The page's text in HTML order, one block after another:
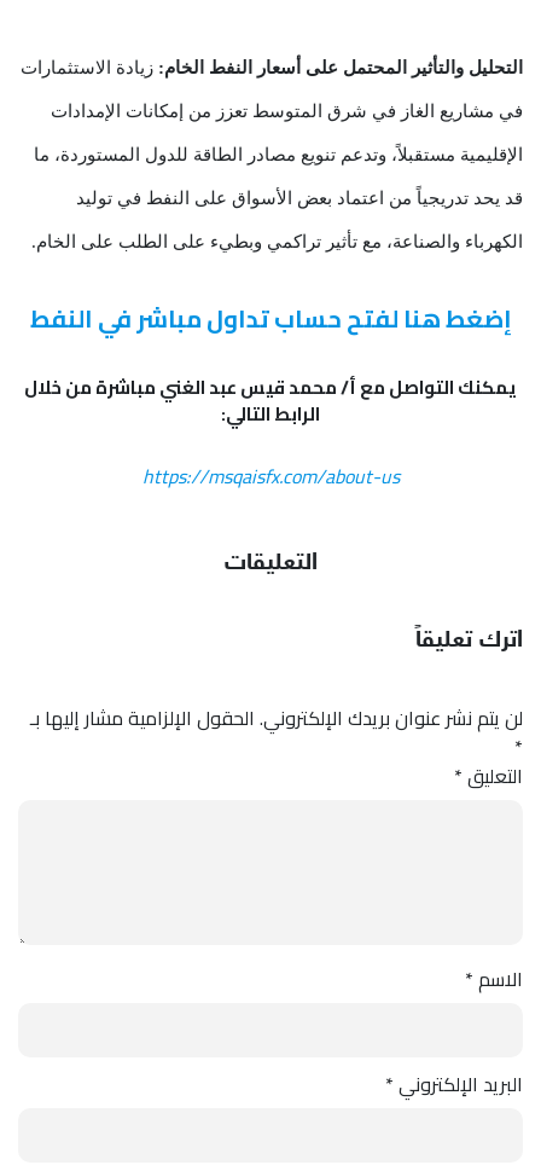
التحليل والتأثير المحتمل على أسعار النفط الخام: زيادة الاستثمارات
في مشاريع الغاز في شرق المتوسط تعزز من إمكانات الإمدادات
الإقليمية مستقبلاً، وتدعم تنويع مصادر الطاقة للدول المستوردة، ما
قد يحد تدريجياً من اعتماد بعض الأسواق على النفط في توليد
الكهرباء والصناعة، مع تأثير تراكمي وبطيء على الطلب على الخام.
إضغط هنا لفتح حساب تداول مباشر في النفط
يمكنك التواصل مع أ/ محمد قيس عبد الغني مباشرة من خلال
الرابط التالي:
https://msqaisfx.com/about-us
التعليقات
اترك تعليقاً
لن يتم نشر عنوان بريدك الإلكتروني. الحقول الإلزامية مشار إليها بـ
*
التعليق*
الاسم*
البريد الإلكتروني*